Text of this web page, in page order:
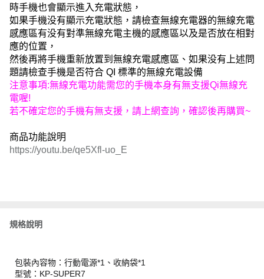
時手機也會顯示進入充電狀態，
如果手機没有顯示充電狀態，請檢查無線充電器的無線充電
感應區有没有對準無線充電主機的感應區以及是否放在相對
應的位置，
然後再將手機重新放置到無線充電感應區、如果没有上述問
題請檢查手機是否符合 QI 標準的無線充電設備
注意事項:無線充電功能需您的手機本身有無支援Qi無線充
電喔!
若不確定您的手機有無支援，請上網查詢，確認後再購買~
商品功能說明
https://youtu.be/qe5Xfl-uo_E
規格說明
包裝內容物：行動電源*1、收納袋*1
型號：KP-SUPER7